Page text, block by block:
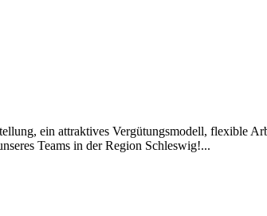
ein attraktives Vergütungsmodell, flexible
Teams in der Region Schleswig!...